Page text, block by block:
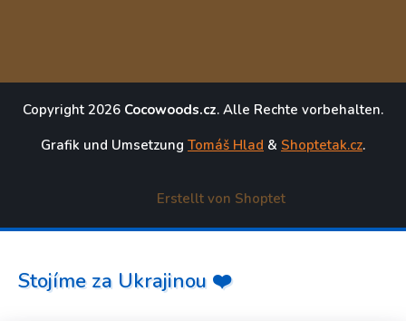
Copyright 2026 Cocowoods.cz. Alle Rechte vorbehalten.
Grafik und Umsetzung Tomáš Hlad & Shoptetak.cz.
Erstellt von Shoptet
Stojíme za Ukrajinou ❤️